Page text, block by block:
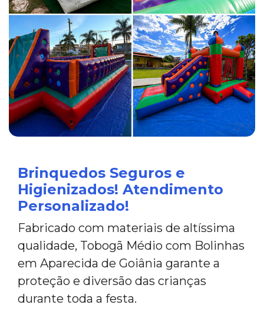
Brinquedos Seguros e
Higienizados! Atendimento
Personalizado!
Fabricado com materiais de altíssima
qualidade, Tobogã Médio com Bolinhas
em Aparecida de Goiânia garante a
proteção e diversão das crianças
durante toda a festa.